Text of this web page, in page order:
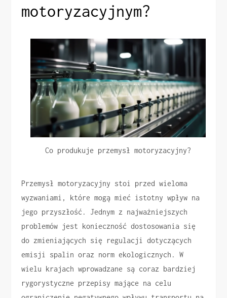
motoryzacyjnym?
Co produkuje przemysł motoryzacyjny?
Przemysł motoryzacyjny stoi przed wieloma
wyzwaniami, które mogą mieć istotny wpływ na
jego przyszłość. Jednym z najważniejszych
problemów jest konieczność dostosowania się
do zmieniających się regulacji dotyczących
emisji spalin oraz norm ekologicznych. W
wielu krajach wprowadzane są coraz bardziej
rygorystyczne przepisy mające na celu